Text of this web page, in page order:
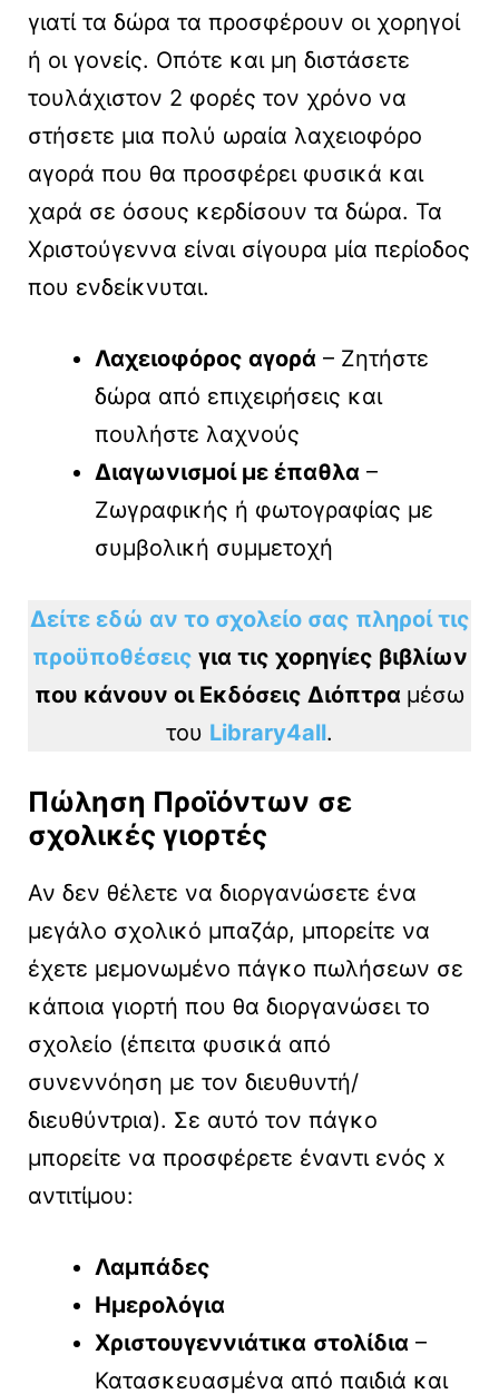
γιατί τα δώρα τα προσφέρουν οι χορηγοί
ή οι γονείς. Οπότε και μη διστάσετε
τουλάχιστον 2 φορές τον χρόνο να
στήσετε μια πολύ ωραία λαχειοφόρο
αγορά που θα προσφέρει φυσικά και
χαρά σε όσους κερδίσουν τα δώρα. Τα
Χριστούγεννα είναι σίγουρα μία περίοδος
που ενδείκνυται.
Λαχειοφόρος αγορά – Ζητήστε
δώρα από επιχειρήσεις και
πουλήστε λαχνούς
Διαγωνισμοί με έπαθλα –
Ζωγραφικής ή φωτογραφίας με
συμβολική συμμετοχή
Δείτε εδώ αν το σχολείο σας πληροί τις
προϋποθέσεις για τις χορηγίες βιβλίων
που κάνουν οι Εκδόσεις Διόπτρα μέσω
του Library4all.
Πώληση Προϊόντων σε
σχολικές γιορτές
Αν δεν θέλετε να διοργανώσετε ένα
μεγάλο σχολικό μπαζάρ, μπορείτε να
έχετε μεμονωμένο πάγκο πωλήσεων σε
κάποια γιορτή που θα διοργανώσει το
σχολείο (έπειτα φυσικά από
συνεννόηση με τον διευθυντή/
διευθύντρια). Σε αυτό τον πάγκο
μπορείτε να προσφέρετε έναντι ενός x
αντιτίμου:
Λαμπάδες
Ημερολόγια
Χριστουγεννιάτικα στολίδια –
Κατασκευασμένα από παιδιά και